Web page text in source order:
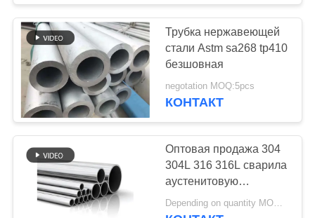
неубедительной
круглой толстой
стальная
Трубка нержавеющей
стали Astm sa268 tp410
безшовная
negotation MOQ:5pcs
КОНТАКТ
Оптовая продажа 304
304L 316 316L сварила
аустенитовую
пронзительную
безшовную трубку
Depending on quantity MOQ:1pcs